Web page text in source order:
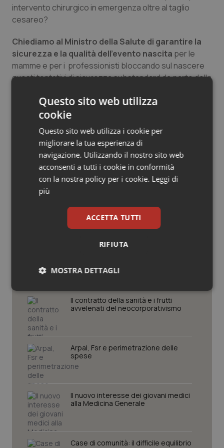
Salute orale & impianti
Sangue & coagulazione
Tiroide
Tumore ovarico
Tumori del Polmone & Testa Collo
Tumori gastrointestinali
Ulcera & Reflusso
intervento chirurgico in emergenza oltre al taglio
cesareo?
Chiediamo al Ministro della Salute di garantire la
sicurezza e la qualità dell’evento nascita per le
mamme e per i professionisti bloccando sul nascere
questi tentativi di sicurezza substandard da parte della
Giuseppe Ettore
30 Gennaio 2017
© Riproduzione riservata
Lettere al direttore
Il contratto della sanità e i frutti
avvelenati del neocorporativismo
Arpal, Fsr e perimetrazione delle
spese
Il nuovo interesse dei giovani medici
alla Medicina Generale
Case di comunità: il difficile equilibrio
Questo sito web utilizza
cookie
Questo sito web utilizza i cookie per
migliorare la tua esperienza di
navigazione. Utilizzando il nostro sito web
acconsenti a tutti i cookie in conformità
con la nostra policy per i cookie. Leggi di
più
ACCETTA TUTTI
RIFIUTA
MOSTRA DETTAGLI
Necessari Statistici Marketing
Necessari
navigazione sulle pagine e l'accesso alle aree
protette del sito. Il sito web non è in grado di
funzionare correttamente senza questi cookie.
Nome
VISITOR_PRIVACY_METADATA
YouTube